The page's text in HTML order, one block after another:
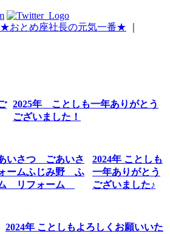
★おとめ座社長の元気一番★
2025年 ことしも一年ありがとう
ございました！
2024年 ことしも
一年ありがとう
ございました♪
2024年 ことしもよろしくお願いいた